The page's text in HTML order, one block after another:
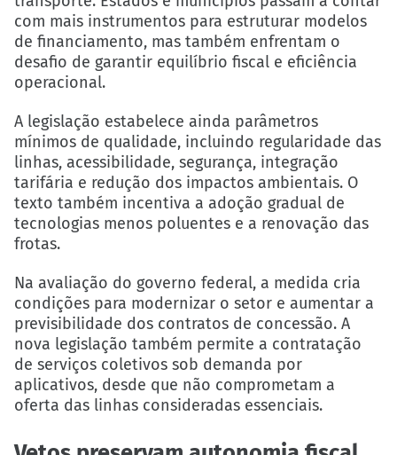
com mais instrumentos para estruturar modelos
de financiamento, mas também enfrentam o
desafio de garantir equilíbrio fiscal e eficiência
operacional.
A legislação estabelece ainda parâmetros
mínimos de qualidade, incluindo regularidade das
linhas, acessibilidade, segurança, integração
tarifária e redução dos impactos ambientais. O
texto também incentiva a adoção gradual de
tecnologias menos poluentes e a renovação das
frotas.
Na avaliação do governo federal, a medida cria
condições para modernizar o setor e aumentar a
previsibilidade dos contratos de concessão. A
nova legislação também permite a contratação
de serviços coletivos sob demanda por
aplicativos, desde que não comprometam a
oferta das linhas consideradas essenciais.